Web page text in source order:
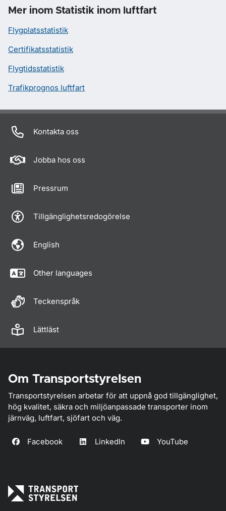
Mer inom Statistik inom luftfart
Flygplatsstatistik
Certifikatsstatistik
Flygtidsstatistik
Trafikprognos luftfart
Kontakta oss
Jobba hos oss
Pressrum
Tillgänglighetsredogörelse
English
Other languages
Teckenspråk
Lättläst
Om Transportstyrelsen
Transportstyrelsen arbetar för att uppnå god tillgänglighet,
hög kvalitet, säkra och miljöanpassade transporter inom
järnväg, luftfart, sjöfart och väg.
Facebook LinkedIn YouTube